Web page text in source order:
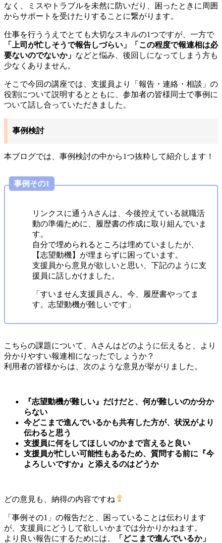
なく、ミスやトラブルを未然に防いだり、困ったときに周囲
からサポートを受けたりすることに繋がります。
仕事を行ううえでとても大切なスキルの1つですが、一方で
「上司が忙しそうで報告しづらい」「この程度で報連相は必
要ないのでないか」 などと悩み、後回しになってしまう方も
少なくありません。
そこで今回の講座では、支援員より「報告・連絡・相談」の
役割について説明するとともに、参加者の皆様同士で事例に
ついて話し合っていただきました。
事例検討
本ブログでは、事例検討の中から1つ抜粋して紹介します！
事例その1
リンクスに通うAさんは、今後控えている就職活
動の準備ために、履歴書の作成に取り組んでいま
す。
自分で埋められるところは埋めていましたが、
【志望動機】が埋まらずに困っています。
支援員から意見が欲しいと思い、下記のように支
援員に話しかけました。
「すいません支援員さん。今、履歴書やってま
す。志望動機が難しいです」
こちらの課題について、Aさんはどのように伝えると、より
分かりやすい報連相になったでしょうか？
利用者の皆様からは、次のような意見が挙がりました。
『志望動機が難しい』だけだと、何が難しいのか分か
らない
今どこまで進んでいるかも共有した方が、状況がより
伝わると思う
支援員に何をしてほしいのかまで言えると良い
支援員が忙しい可能性もあるため、質問する前に『今
よろしいですか』と添えるのはどうか
どの意見も、納得の内容ですね
「事例その1」の報告だと、困っていることは伝わります
が、支援員にどうして欲しいかまでは分かりかねます。
より良い報告にするためには、
「どこまで進んでいるか」